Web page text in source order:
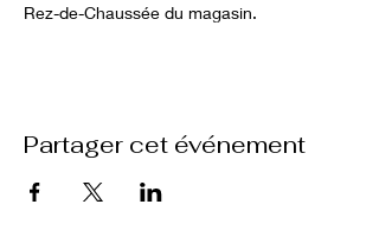
Rez-de-Chaussée du magasin.
Partager cet événement